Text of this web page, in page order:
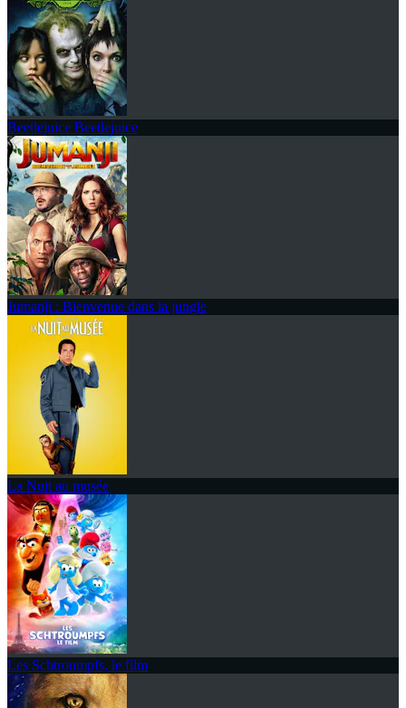
Beetlejuice Beetlejuice
Jumanji : Bienvenue dans la jungle
La Nuit au musée
Les Schtroumpfs, le film